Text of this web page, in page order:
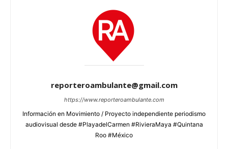
reporteroambulante@gmail.com
https://www.reporteroambulante.com
Información en Movimiento / Proyecto independiente periodismo
audiovisual desde #PlayadelCarmen #RivieraMaya #Quintana
Roo #México